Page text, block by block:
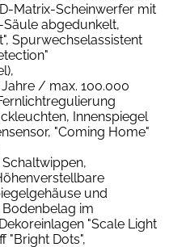
Matrix-Scheinwerfer mit
Säule abgedunkelt,
Spurwechselassistent
/ max. 100.000
Innenspiegel
"Coming Home"
und
im
"Scale Light
"Bright Dots",